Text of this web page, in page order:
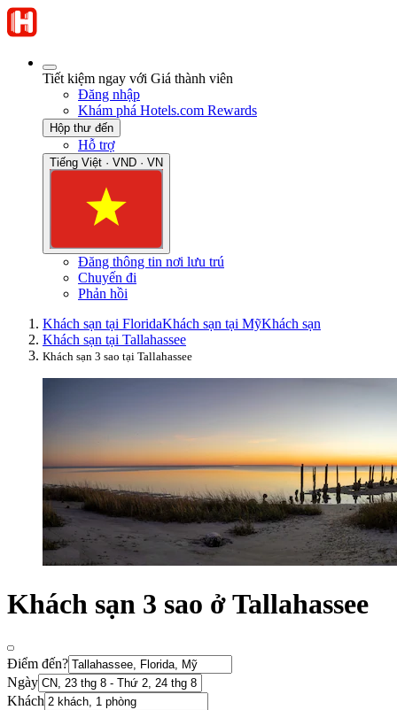
Tiết kiệm ngay với Giá thành viên
Đăng nhập
Khám phá Hotels.com Rewards
Hộp thư đến
Hỗ trợ
Tiếng Việt · VND · VN
Đăng thông tin nơi lưu trú
Chuyến đi
Phản hồi
Khách sạn tại FloridaKhách sạn tại MỹKhách sạn
Khách sạn tại Tallahassee
Khách sạn 3 sao tại Tallahassee
Khách sạn 3 sao ở Tallahassee
Điểm đến?
Ngày
Khách